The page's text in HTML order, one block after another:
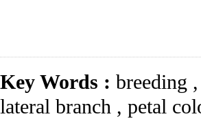
Key Words : breeding ,
lateral branch , petal